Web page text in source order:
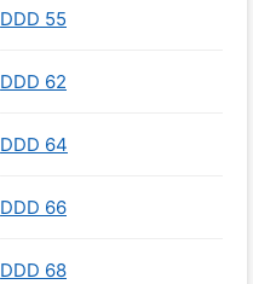
DDD 55
DDD 62
DDD 64
DDD 66
DDD 68